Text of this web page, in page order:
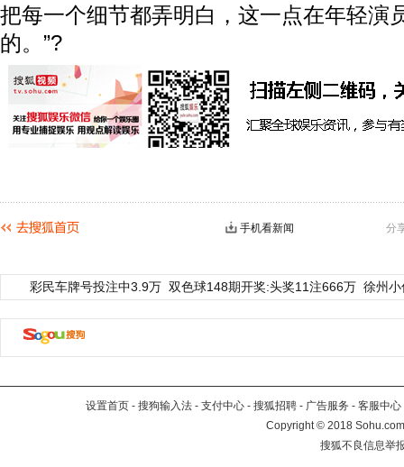
把每一个细节都弄明白，这一点在年轻演
的。”?
分
手机看新闻
彩民车牌号投注中3.9万 双色球148期开奖:头奖11注666万 徐州
设置首页 - 搜狗输入法 - 支付中心 - 搜狐招聘 - 广告服务 - 客服中心
Copyright©2018
搜狐不良信息举